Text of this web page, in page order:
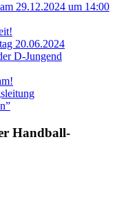
29.12.2024 um 14:00
20.06.2024
D-Jungend
Handball-